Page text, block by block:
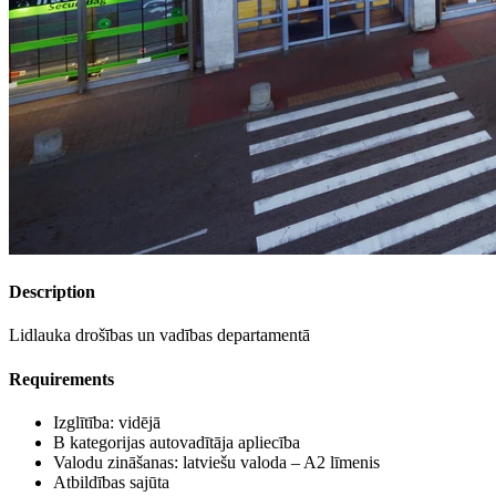
Description
Lidlauka drošības un vadības departamentā
Requirements
Izglītība: vidējā
B kategorijas autovadītāja apliecība
Valodu zināšanas: latviešu valoda – A2
Atbildības sajūta